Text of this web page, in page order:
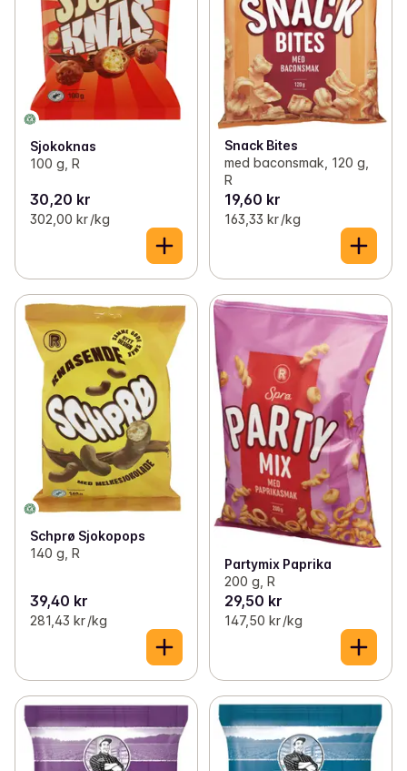
Sjokoknas
100 g, R
30,20 kr
302,00 kr /kg
Snack Bites
med baconsmak, 120 g,
R
19,60 kr
163,33 kr /kg
Schprø Sjokopops
140 g, R
39,40 kr
281,43 kr /kg
Partymix Paprika
200 g, R
29,50 kr
147,50 kr /kg